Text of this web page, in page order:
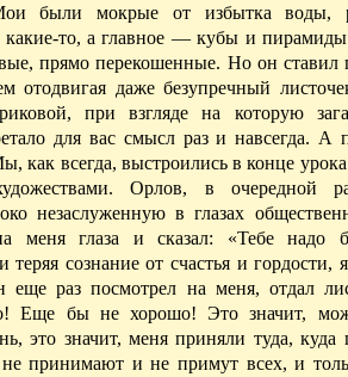
были мокрые от избытка воды,
какие-то, а главное — кубы и пирамиды
прямо перекошенные. Но он ставил
отодвигая даже безупречный
, при взгляде на которую
для вас смысл раз и навсегда. А
как всегда, выстроились в конце урока
Орлов, в очередной
незаслуженную в глазах
меня глаза и сказал: «Тебе надо
сознание от счастья и гордости,
раз посмотрел на меня, отдал
Еще бы не хорошо! Это значит,
это значит, меня приняли туда,
не принимают и не примут всех, и